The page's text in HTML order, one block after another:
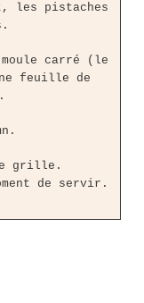
les pistaches
carré (le
feuille de
grille.
de servir.